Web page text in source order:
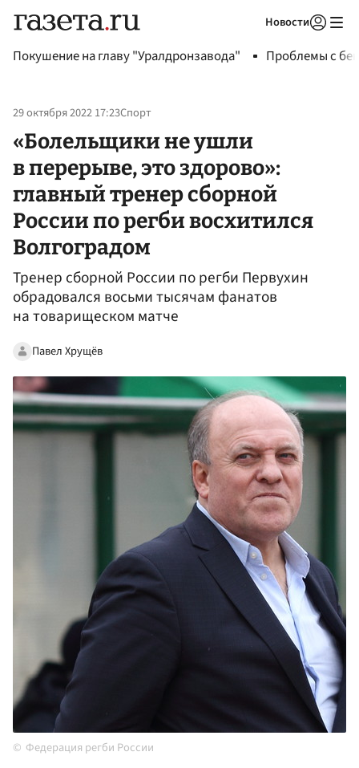
Новости
Покушение на главу "Уралдронзавода" Проблемы с
29 октября 2022 17:23Спорт
«Болельщики не ушли
в перерыве, это здорово»:
главный тренер сборной
России по регби восхитился
Волгоградом
Тренер сборной России по регби Первухин
обрадовался восьми тысячам фанатов
на товарищеском матче
Павел Хрущёв
Федерация регби России